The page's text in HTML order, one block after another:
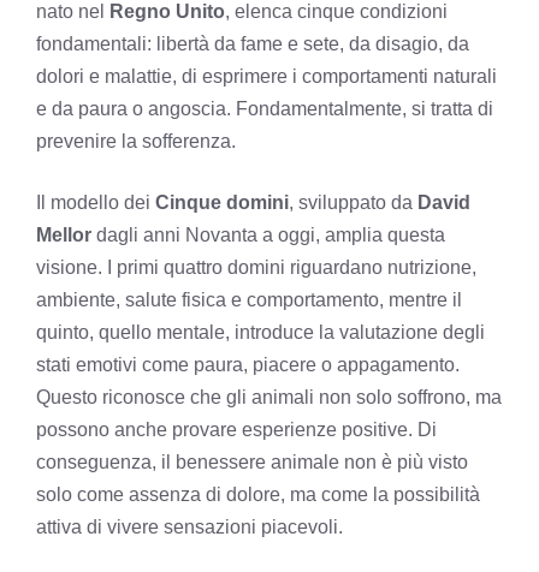
nato nel Regno Unito, elenca cinque condizioni
fondamentali: libertà da fame e sete, da disagio, da
dolori e malattie, di esprimere i comportamenti naturali
e da paura o angoscia. Fondamentalmente, si tratta di
prevenire la sofferenza.
Il modello dei Cinque domini, sviluppato da David
Mellor dagli anni Novanta a oggi, amplia questa
visione. I primi quattro domini riguardano nutrizione,
ambiente, salute fisica e comportamento, mentre il
quinto, quello mentale, introduce la valutazione degli
stati emotivi come paura, piacere o appagamento.
Questo riconosce che gli animali non solo soffrono, ma
possono anche provare esperienze positive. Di
conseguenza, il benessere animale non è più visto
solo come assenza di dolore, ma come la possibilità
attiva di vivere sensazioni piacevoli.